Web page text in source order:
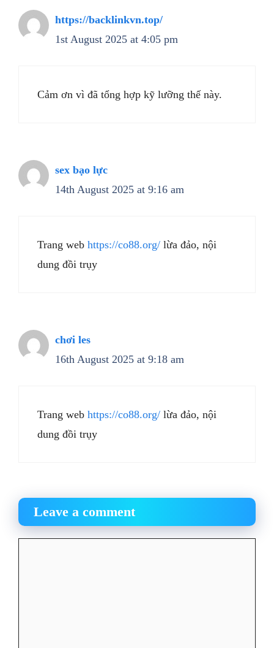
https://backlinkvn.top/
1st August 2025 at 4:05 pm
Cảm ơn vì đã tổng hợp kỹ lưỡng thế này.
sex bạo lực
14th August 2025 at 9:16 am
Trang web https://co88.org/ lừa đảo, nội
dung đồi trụy
chơi les
16th August 2025 at 9:18 am
Trang web https://co88.org/ lừa đảo, nội
dung đồi trụy
Leave a comment